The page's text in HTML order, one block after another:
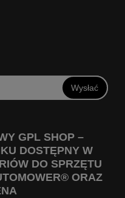
Wysłać
GPL SHOP –
DOSTĘPNY W
DO SPRZĘTU
ORAZ